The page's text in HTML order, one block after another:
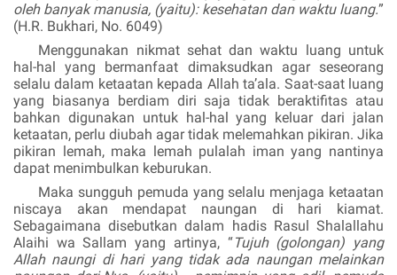
oleh banyak manusia, (yaitu): kesehatan dan waktu luang.”
(H.R. Bukhari, No. 6049)
Menggunakan nikmat sehat dan waktu luang untuk
hal-hal yang bermanfaat dimaksudkan agar seseorang
selalu dalam ketaatan kepada Allahta’ala. Saat-saat luang
yang biasanya berdiam diri saja tidak beraktifitas atau
bahkan digunakan untuk hal-hal yang keluar dari jalan
ketaatan, perlu diubah agar tidak melemahkan pikiran. Jika
pikiran lemah, maka lemah pulalah iman yang nantinya
dapat menimbulkan keburukan.
Maka sungguh pemuda yang selalu menjaga ketaatan
niscaya akan mendapat naungan di hari kiamat.
Sebagaimana disebutkan dalam hadis RasulShalallahu
Alaihi wa Sallam yang artinya, “Tujuh (golongan) yang
Allah naungi di hari yang tidak ada naungan melainkan